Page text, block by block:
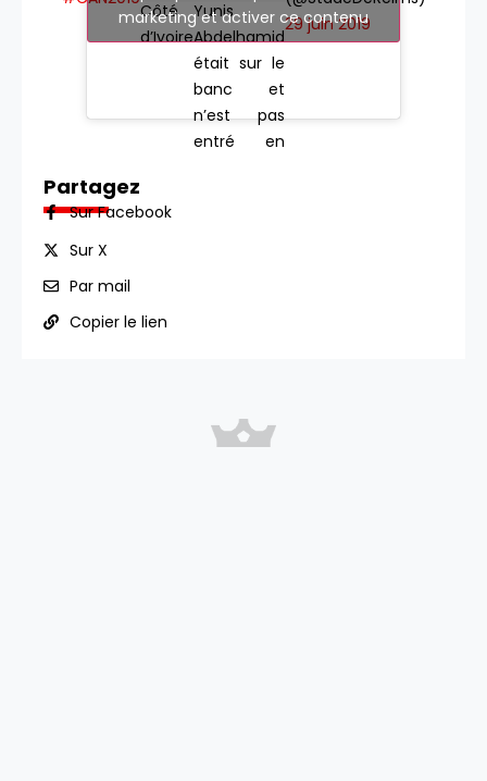
Côté
d’Ivoire
Yunis
Abdelhamid
était sur le
banc et
n’est pas
entré en
29 juin 2019
marketing et activer ce contenu
Partagez
Sur Facebook
Sur X
Par mail
Copier le lien